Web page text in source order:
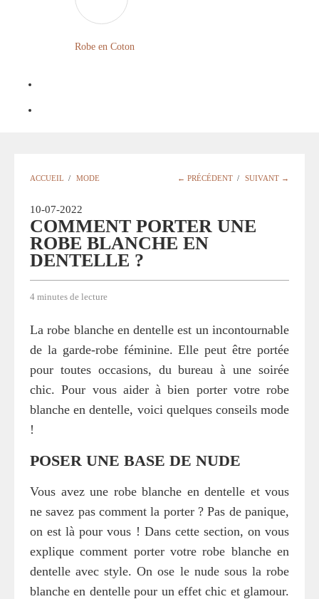
Blog
?
Robe en Coton
ACCUEIL / MODE ← PRÉCÉDENT / SUIVANT →
10-07-2022
COMMENT PORTER UNE
ROBE BLANCHE EN
DENTELLE ?
4 minutes de lecture
La robe blanche en dentelle est un incontournable
de la garde-robe féminine. Elle peut être portée
pour toutes occasions, du bureau à une soirée
chic. Pour vous aider à bien porter votre robe
blanche en dentelle, voici quelques conseils mode
!
POSER UNE BASE DE NUDE
Vous avez une robe blanche en dentelle et vous
ne savez pas comment la porter ? Pas de panique,
on est là pour vous ! Dans cette section, on vous
explique comment porter votre robe blanche en
dentelle avec style. On ose le nude sous la robe
blanche en dentelle pour un effet chic et glamour.